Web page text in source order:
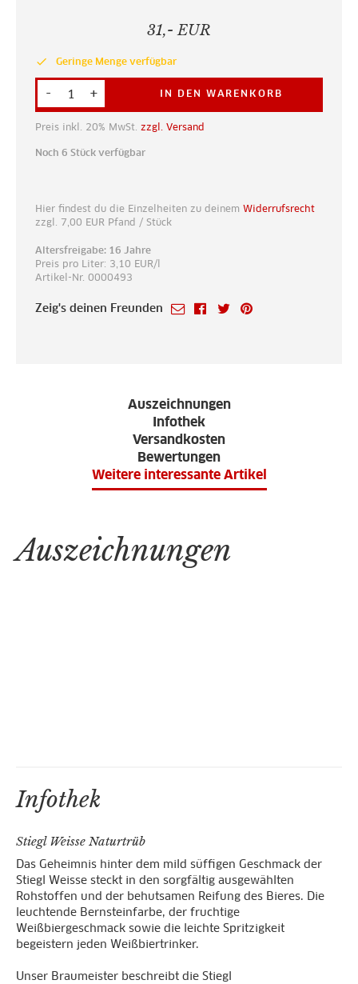
31,- EUR
done Geringe Menge verfügbar
- + IN DEN WARENKORB
Preis inkl. 20% MwSt. zzgl. Versand
Noch 6 Stück verfügbar
Hier findest du die Einzelheiten zu deinem Widerrufsrecht
zzgl. 7,00 EUR Pfand / Stück
Altersfreigabe: 16 Jahre
Preis pro Liter: 3,10 EUR/l
Artikel-Nr. 0000493
Zeig's deinen Freunden
Auszeichnungen
Infothek
Versandkosten
Bewertungen
Weitere interessante Artikel
Auszeichnungen
Infothek
Stiegl Weisse Naturtrüb
Das Geheimnis hinter dem mild süffigen Geschmack der
Stiegl Weisse steckt in den sorgfältig ausgewählten
Rohstoffen und der behutsamen Reifung des Bieres. Die
leuchtende Bernsteinfarbe, der fruchtige
Weißbiergeschmack sowie die leichte Spritzigkeit
begeistern jeden Weißbiertrinker.
Unser Braumeister beschreibt die Stiegl